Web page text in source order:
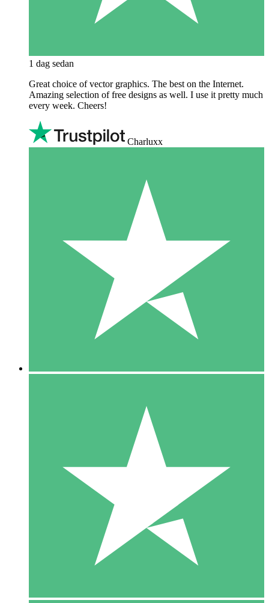
1 dag sedan
Great choice of vector graphics. The best on the Internet.
Amazing selection of free designs as well. I use it pretty much
every week. Cheers!
Charluxx